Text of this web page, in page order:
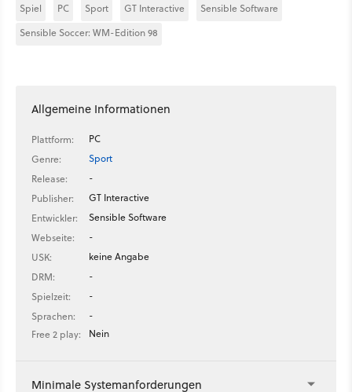
Spiel PC Sport GT Interactive
Sensible Software
Sensible Soccer: WM-Edition 98
Allgemeine Informationen
Plattform:
PC
Genre:
Sport
Release:
-
Publisher:
GT Interactive
Entwickler:
Sensible Software
Webseite:
-
USK:
keine Angabe
DRM:
-
Spielzeit:
-
Sprachen:
-
Free 2 play:
Nein
Minimale Systemanforderungen